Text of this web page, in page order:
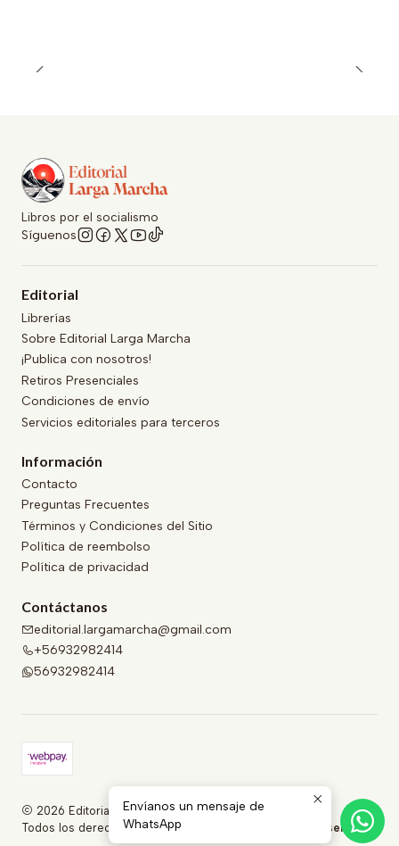
Libros por el socialismo
Síguenos
Editorial
Librerías
Sobre Editorial Larga Marcha
¡Publica con nosotros!
Retiros Presenciales
Condiciones de envío
Servicios editoriales para terceros
Información
Contacto
Preguntas Frecuentes
Términos y Condiciones del Sitio
Política de reembolso
Política de privacidad
Contáctanos
editorial.largamarcha@gmail.com
+56932982414
56932982414
2026 Editorial Larga Marcha .
Todos los derechos reservados.
Desarrollado por Jumpseller.
Envíanos un mensaje de
WhatsApp